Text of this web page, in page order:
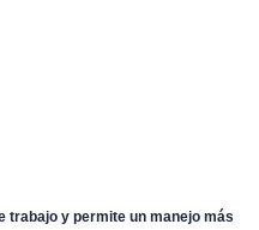
trabajo y permite un manejo más